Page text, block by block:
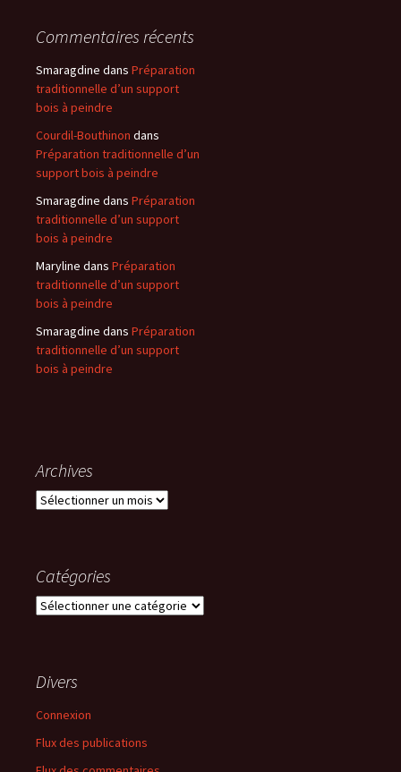
Commentaires récents
Smaragdine dans Préparation
traditionnelle d’un support
bois à peindre
Courdil-Bouthinon dans
Préparation traditionnelle d’un
support bois à peindre
Smaragdine dans Préparation
traditionnelle d’un support
bois à peindre
Maryline dans Préparation
traditionnelle d’un support
bois à peindre
Smaragdine dans Préparation
traditionnelle d’un support
bois à peindre
Archives
Archives
Catégories
Catégories
Divers
Connexion
Flux des publications